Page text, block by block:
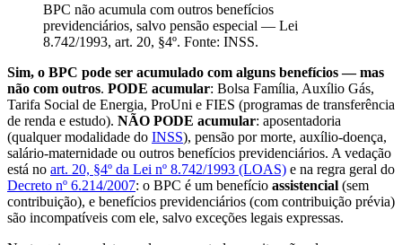
BPC não acumula com outros benefícios
previdenciários, salvo pensão especial — Lei
8.742/1993, art. 20, §4º. Fonte: INSS.
Sim, o BPC pode ser acumulado com alguns benefícios — mas
não com outros. PODE acumular: Bolsa Família, Auxílio Gás,
Tarifa Social de Energia, ProUni e FIES (programas de transferência
de renda e estudo). NÃO PODE acumular: aposentadoria
(qualquer modalidade do INSS), pensão por morte, auxílio-doença,
salário-maternidade ou outros benefícios previdenciários. A vedação
está no art. 20, §4º da Lei nº 8.742/1993 (LOAS) e na regra geral do
Decreto nº 6.214/2007: o BPC é um benefício assistencial (sem
contribuição), e benefícios previdenciários (com contribuição prévia)
são incompatíveis com ele, salvo exceções legais expressas.